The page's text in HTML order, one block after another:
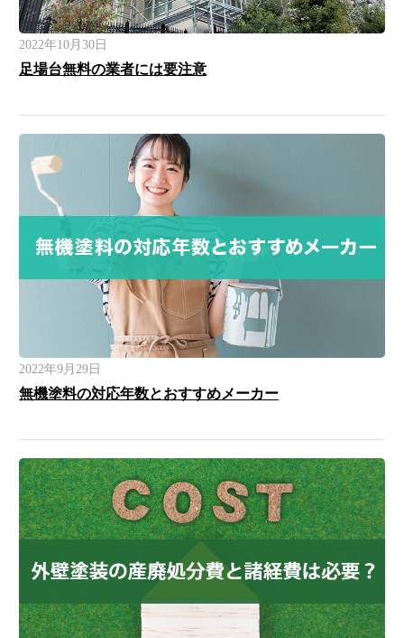
2022年10月30日
足場台無料の業者には要注意
2022年9月29日
無機塗料の対応年数とおすすめメーカー